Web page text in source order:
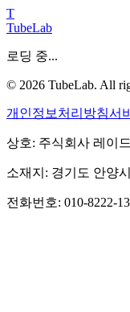
T
TubeLab
로딩 중...
© 2026 TubeLab. All
개인정보처리방침서
상호: 주식회사 레이
소재지: 경기도 안양
전화번호: 010-8222-